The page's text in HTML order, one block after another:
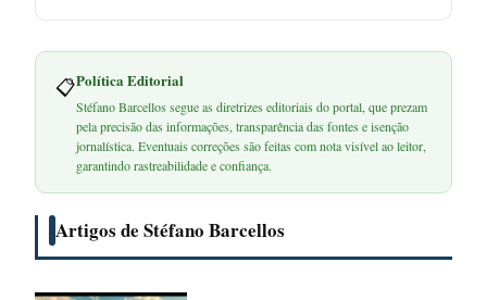
📋Política Editorial
Stéfano Barcellos segue as diretrizes editoriais do portal, que prezam
pela precisão das informações, transparência das fontes e isenção
jornalística. Eventuais correções são feitas com nota visível ao leitor,
garantindo rastreabilidade e confiança.
Artigos de Stéfano Barcellos